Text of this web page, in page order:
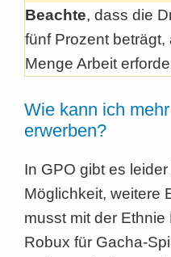
Beachte, dass die
fünf Prozent beträgt,
Menge Arbeit
Wie kann ich
erwerben?
In GPO gibt es
Möglichkeit, weitere
musst mit der
Robux für Gacha-